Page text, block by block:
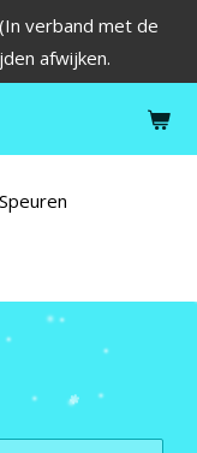
verband met de
afwijken.
Speuren